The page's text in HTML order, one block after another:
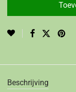
Beschrijving